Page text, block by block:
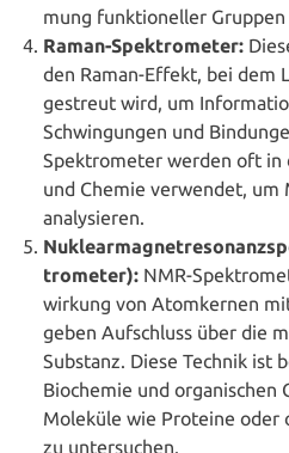
mung funk­tio­nel­ler
Raman-Spek­tro­me­ter:
den Raman-Effekt, bei dem
gestreut wird, um
Schwin­gun­gen und
Spek­tro­me­ter werden oft in
und Chemie verwendet,
analysieren.
tro­me­ter): NMR-
wir­kung von Atom­ker­nen
geben Auf­schluss über die
Substanz. Diese Technik ist
Biochemie und orga­ni­schen
Moleküle wie Proteine oder
zu untersuchen.